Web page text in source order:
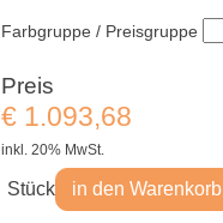
Farbgruppe / Preisgruppe
Preis
€ 1.093,68
inkl. 20% MwSt.
Stück in den Warenkorb